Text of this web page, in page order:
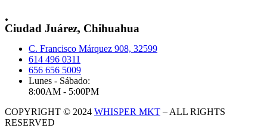
.
Ciudad Juárez, Chihuahua
C. Francisco Márquez 908, 32599
614 496 0311
656 656 5009
Lunes - Sábado:
8:00AM - 5:00PM
COPYRIGHT © 2024 WHISPER MKT – ALL RIGHTS
RESERVED